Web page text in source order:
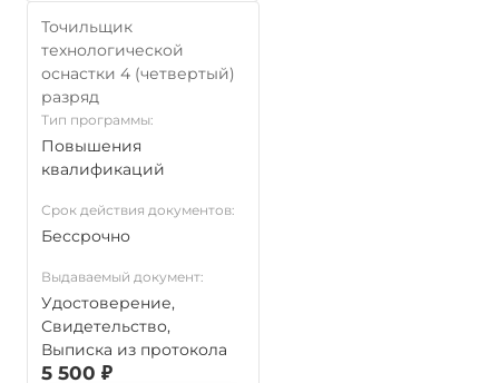
Точильщик
технологической
оснастки 4 (четвертый)
разряд
Тип программы:
Повышения
квалификаций
Срок действия документов:
Бессрочно
Выдаваемый документ:
Удостоверение,
Свидетельство,
Выписка из протокола
5 500 ₽